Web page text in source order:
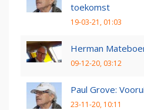
toekomst
19-03-21, 01:03
Herman
09-12-20, 03:12
Paul Grove:
23-11-20, 10:11